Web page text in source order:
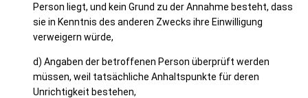
Person liegt, und kein Grund zu der Annahme besteht, dass
sie in Kenntnis des anderen Zwecks ihre Einwilligung
verweigern würde,
d) Angaben der betroffenen Person überprüft werden
müssen, weil tatsächliche Anhaltspunkte für deren
Unrichtigkeit bestehen,